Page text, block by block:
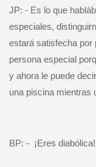
JP: - Es lo que
especiales,
estará satisfecha por
persona especial
y ahora le puede
una piscina mientras
BP: - ¡Eres diabólica!